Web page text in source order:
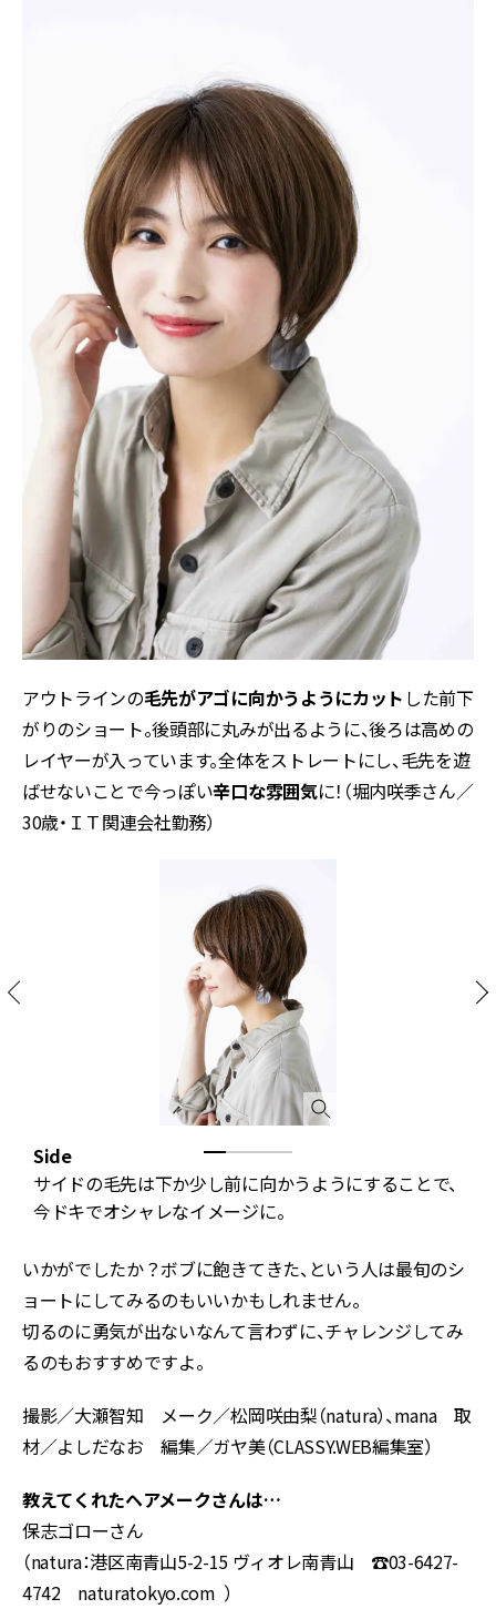
アウトラインの毛先がアゴに向かうようにカット した前下
がりのショート。後頭部に丸みが出るように、後ろは高めの
レイヤーが入っています。全体をストレートにし、毛先を遊
ばせないことで今っぽい辛口な雰囲気に！（堀内咲季さん／
30歳・ＩＴ関連会社勤務）
Side
サイドの毛先は下か少し前に向かうようにすることで、
今ドキでオシャレなイメージに。
いかがでしたか？ボブに飽きてきた、という人は最旬のシ
ョートにしてみるのもいいかもしれません。
切るのに勇気が出ないなんて言わずに、チャレンジしてみ
るのもおすすめですよ。
撮影／大瀬智知 メーク／松岡咲由梨（natura）、mana 取
材／よしだなお 編集／ガヤ美（CLASSY.WEB編集室）
教えてくれたヘアメークさんは…
保志ゴローさん
（natura：港区南青山5-2-15 ヴィオレ南青山 ☎03-6427-
4742 naturatokyo.com ）